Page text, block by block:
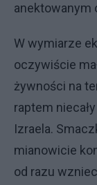
anektowanym
W wymiarze
oczywiście
żywności na
raptem
Izraela.
mianowicie
od razu